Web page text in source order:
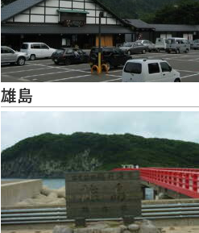
雄島